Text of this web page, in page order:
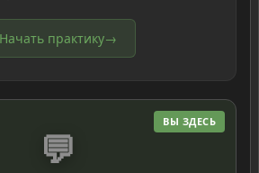
Начать практику→
ВЫ ЗДЕСЬ
💬